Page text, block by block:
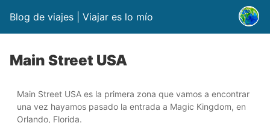
Blog de viajes | Viajar es lo mío
Main Street USA
Main Street USA es la primera zona que vamos a encontrar
una vez hayamos pasado la entrada a Magic Kingdom, en
Orlando, Florida.